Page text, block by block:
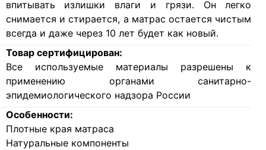
впитывать излишки влаги и грязи. Он легко
снимается и стирается, а матрас остается чистым
всегда и даже через 10 лет будет как новый.
Товар сертифицирован:
Все используемые материалы разрешены к
применению органами санитарно-
эпидемиологического надзора России
Особенности:
Плотные края матраса
Натуральные компоненты